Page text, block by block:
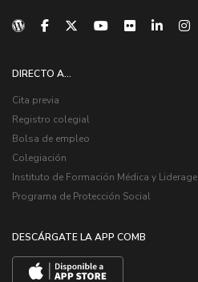
DIRECTO A...
Cita previa
Registro colegial
Bolsa de empleo
Colegiación
Instituto de Formación Médica y Liderage
Programa de Protección Social
DESCÁRGATE LA APP COMB